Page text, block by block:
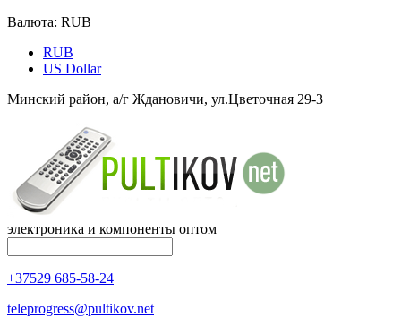
Валюта: RUB
RUB
US Dollar
Минский район, а/г Ждановичи, ул.Цветочная 29-3
электроника и компоненты оптом
+37529 685-58-24
teleprogress@pultikov.net